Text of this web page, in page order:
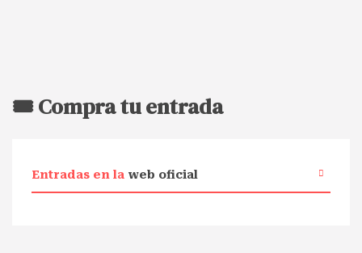
🎟️ Compra tu entrada
Entradas en la web oficial